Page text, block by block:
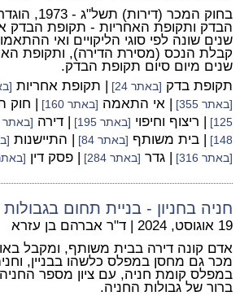
בחוק המכר (דירות)
הבדק ותקופת האחריות - תקופת הבדק
שנים שונה לפי סוגי הליקויים ואי
שנים מיום סיום תקופת הבדק.
תקופת בדק [באתר 24] | תקופת אחריות
[באתר 355] | אי התאמה [באתר 160] | חוק
125]
| ריצוף וחיפוי [באתר 195] | דירה [באתר 520]
148]
| בית משותף [באתר 84] | התיישנות
[באתר 316] | גדר [באתר 284] | פסק דין [באתר
חניה בחניון - בניית תחום
19 אוגוסט, 2024 | ד"ר אברהם בן עזרא
אדם קונה דירה בבית משותף, ומקבל
מכר גם מחסן במפלס כלשהו בבניין,
במפלס קומת חניה, עם ציון מספר החניה
ברור של גבולות החניה.